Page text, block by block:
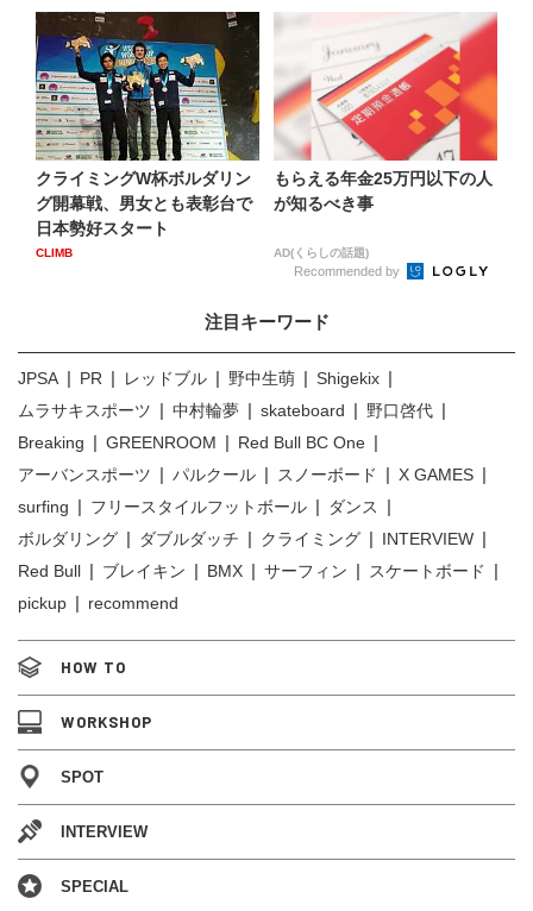
クライミングW杯ボルダリン
グ開幕戦、男女とも表彰台で
日本勢好スタート
CLIMB
もらえる年金25万円以下の人
が知るべき事
AD(くらしの話題)
Recommended by
注目キーワード
JPSA PR レッドブル 野中生萌
Shigekix
ムラサキスポーツ
中村輪夢 skateboard
野口啓代
Breaking
GREENROOM
Red Bull BC One
アーバンスポーツ
パルクール スノーボード
X GAMES
surfing
フリースタイルフットボール
ダンス
ボルダリング
ダブルダッチ クライミング
INTERVIEW
Red Bull
ブレイキン BMX サーフィン
スケートボード
pickup
recommend
HOW TO
WORKSHOP
SPOT
INTERVIEW
SPECIAL